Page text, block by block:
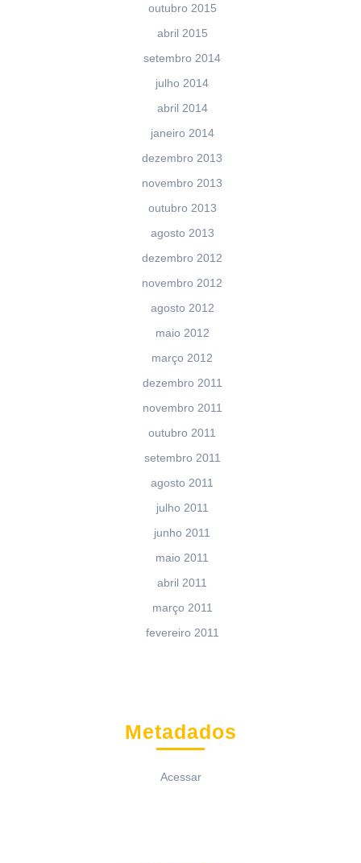
outubro 2015
abril 2015
setembro 2014
julho 2014
abril 2014
janeiro 2014
dezembro 2013
novembro 2013
outubro 2013
agosto 2013
dezembro 2012
novembro 2012
agosto 2012
maio 2012
março 2012
dezembro 2011
novembro 2011
outubro 2011
setembro 2011
agosto 2011
julho 2011
junho 2011
maio 2011
abril 2011
março 2011
fevereiro 2011
Metadados
Acessar